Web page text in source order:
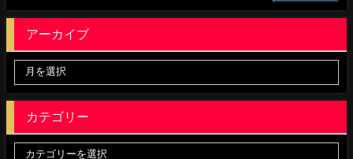
アーカイブ
カテゴリー